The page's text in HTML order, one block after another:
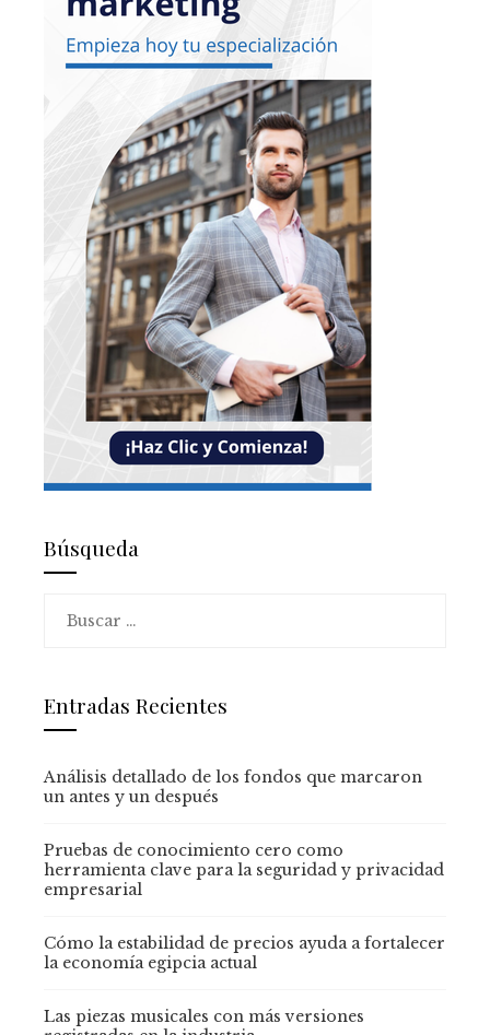
Búsqueda
Entradas Recientes
Análisis detallado de los fondos que marcaron
un antes y un después
Pruebas de conocimiento cero como
herramienta clave para la seguridad y privacidad
empresarial
Cómo la estabilidad de precios ayuda a fortalecer
la economía egipcia actual
Las piezas musicales con más versiones